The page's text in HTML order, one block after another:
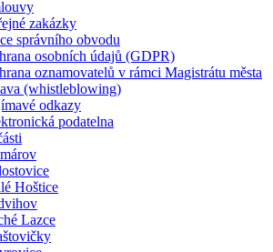
zakázky
správního obvodu
osobních údajů (GDPR)
oznamovatelů v rámci Magistrátu města
(whistleblowing)
odkazy
podatelna
Hoštice
Lazce